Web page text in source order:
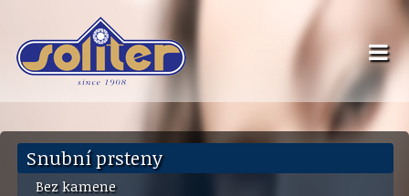
Snubní prsteny
Bez kamene